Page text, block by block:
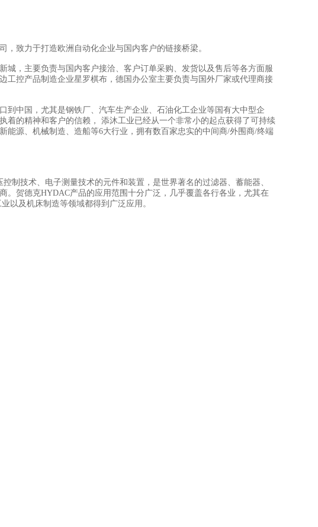
致力于打造欧洲自动化企业与国内客户的链接桥梁。
，主要负责与国内客户接洽、客户订单采购、发货以及售后等各方面服
控产品制造企业星罗棋布，德国办公室主要负责与国外厂家或代理商接
中国，尤其是钢铁厂、汽车生产企业、石油化工企业等国有大中型企
着的精神和客户的信赖， 添沐工业已经从一个非常小的起点获得了可持续
能源、机械制造、造船等6大行业，拥有数百家忠实的中间商/外围商/终端
制技术、电子测量技术的元件和装置，是世界著名的过滤器、蓄能器、
贺德克HYDAC产品的应用范围十分广泛，几乎覆盖各行各业，尤其在
以及机床制造等领域都得到广泛应用。